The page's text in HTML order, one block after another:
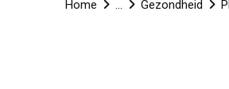
Home ... Gezondheid